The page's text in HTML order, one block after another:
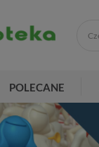
POLECANE